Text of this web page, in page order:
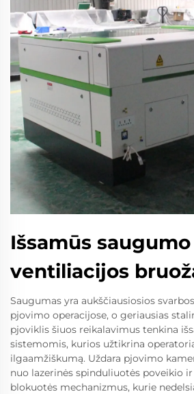
Išsamūs
ventiliacijos
Saugumas yra aukščiausiosios
pjovimo operacijose, o geriausias
pjoviklis šiuos reikalavimus tenkina
sistemomis, kurios užtikrina
ilgaamžiškumą. Uždara pjovimo
nuo lazerinės spinduliuotės poveikio
blokuotės mechanizmus, kurie